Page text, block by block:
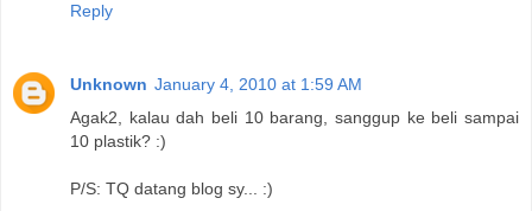
Reply
Unknown January 4, 2010 at 1:59 AM
Agak2, kalau dah beli 10 barang, sanggup ke beli sampai
10 plastik? :)
P/S: TQ datang blog sy... :)